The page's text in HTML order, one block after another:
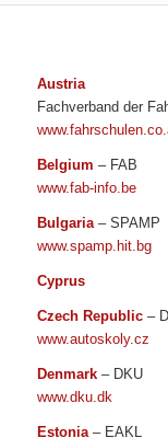
Austria
Fachverband der
Belgium – FAB
www.fab-info.be
Bulgaria– SPAMP
www.spamp.hit.bg
Cyprus
Czech Republic –
www.autoskoly.cz
Denmark – DKU
www.dku.dk
Estonia– EAKL